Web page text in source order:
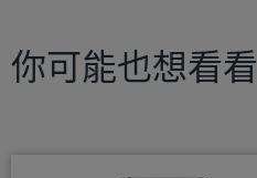
你可能也想看看